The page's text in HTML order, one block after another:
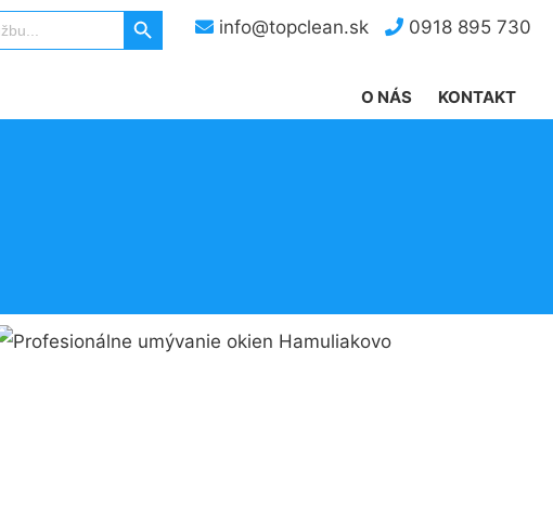
info@topclean.sk 0918 895 730
Search Button
KONTAKT
O NÁS